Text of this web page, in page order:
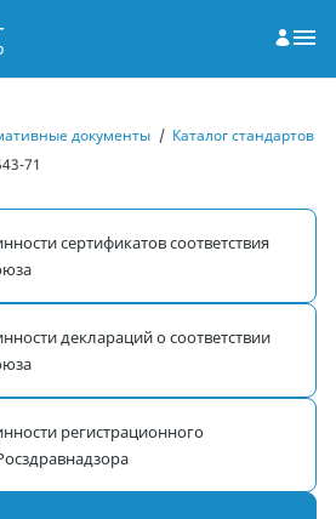
документы / Каталог стандартов
71
сертификатов соответствия
деклараций о соответствии
регистрационного